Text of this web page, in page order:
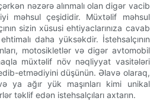
nəzərə alınmalı olan digər vacib
məhsul çeşididir. Müxtəlif məhsul
sizin xüsusi ehtiyaclarınıza cavab
daha yüksəkdir. İstehsalçının
motosikletlər və digər avtomobil
müxtəlif növ nəqliyyat vasitələri
etmədiyini düşünün. Əlavə olaraq,
ya ağır yük maşınları kimi unikal
təklif edən istehsalçıları axtarın.